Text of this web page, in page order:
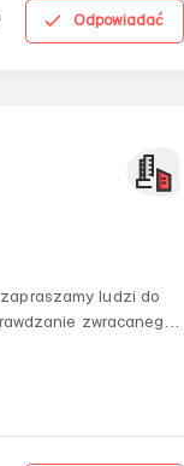
Odpowiadać
ludzi do
zwracanego
towaru do pudełka,